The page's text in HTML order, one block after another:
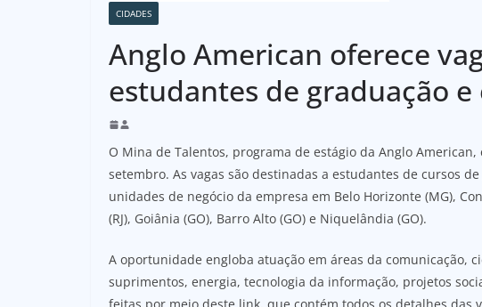
CIDADES
Anglo American oferece
estudantes de graduação
O Mina de Talentos, programa de estágio da Anglo
setembro. As vagas são destinadas a estudantes de cursos
unidades de negócio da empresa em Belo Horizonte (MG),
(RJ), Goiânia (GO), Barro Alto (GO) e Niquelândia (GO).
A oportunidade engloba atuação em áreas da comunicação,
suprimentos, energia, tecnologia da informação, projetos